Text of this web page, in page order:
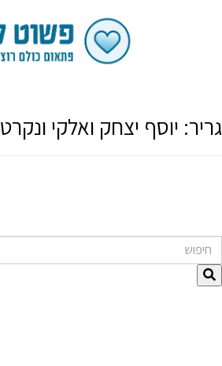
גריר: יוסף יצחק ואלקי ונקרט
חיפוש